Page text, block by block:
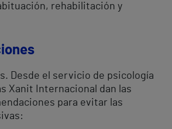
rehabilitación y
Desde el servicio de psicología
Xanit Internacional dan las
para evitar las